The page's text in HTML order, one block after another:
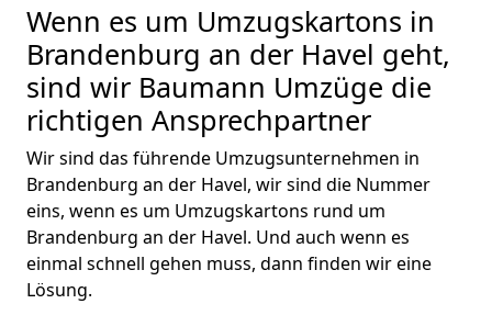
Wenn es um Umzugskartons in
Brandenburg an der Havel geht,
sind wir Baumann Umzüge die
richtigen Ansprechpartner
Wir sind das führende Umzugsunternehmen in
Brandenburg an der Havel, wir sind die Nummer
eins, wenn es um Umzugskartons rund um
Brandenburg an der Havel. Und auch wenn es
einmal schnell gehen muss, dann finden wir eine
Lösung.